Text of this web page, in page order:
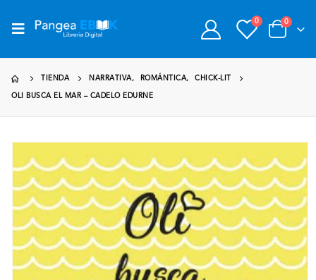
0 0
TIENDA NARRATIVA, ROMÁNTICA, CHICK-LIT
OLI BUSCA EL MAR – CADELO EDURNE